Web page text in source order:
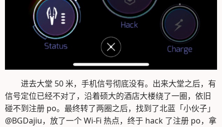
进去大堂 50 米，手机信号彻底没有。出来大堂之后，有
信号定位已经不对了，沿着硕大的酒店大楼绕了一圈，依旧
碰不到注册 po。最终转了两圈之后，找到了北蓝「小伙子」
@BGDajiu，放了一个 Wi-Fi 热点，终于 hack 了注册 po，拿